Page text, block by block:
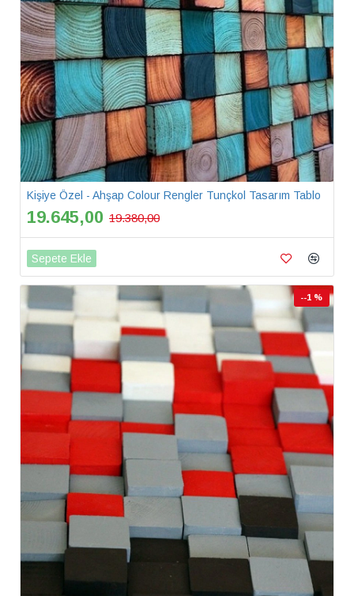
Kişiye Özel - Ahşap Colour Rengler Tunçkol Tasarım Tablo
19.645,00 19.380,00
Sepete Ekle
--1 %